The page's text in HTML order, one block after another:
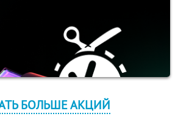
БОЛЬШЕ АКЦИЙ